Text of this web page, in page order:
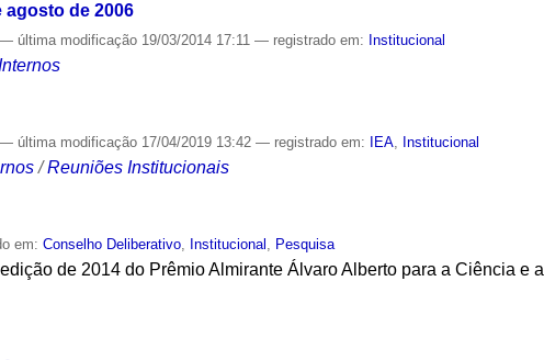
agosto de 2006
— última modificação 19/03/2014 17:11— registrado em: Institucional
— última modificação 17/04/2019 13:42— registrado em: IEA, Institucional
/Reuniões Institucionais
em:Conselho Deliberativo Institucional Pesquisa
de 2014 do Prêmio Almirante Álvaro Alberto para a Ciência e a